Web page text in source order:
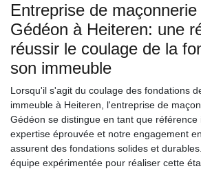
Entreprise de
Gédéon à Heiteren: une
réussir le coulage de la
son immeuble
Lorsqu'il s'agit du coulage des fondations
immeuble à Heiteren, l'entreprise de
Gédéon se distingue en tant que
expertise éprouvée et notre engagement
assurent des fondations solides et
équipe expérimentée pour réaliser cette